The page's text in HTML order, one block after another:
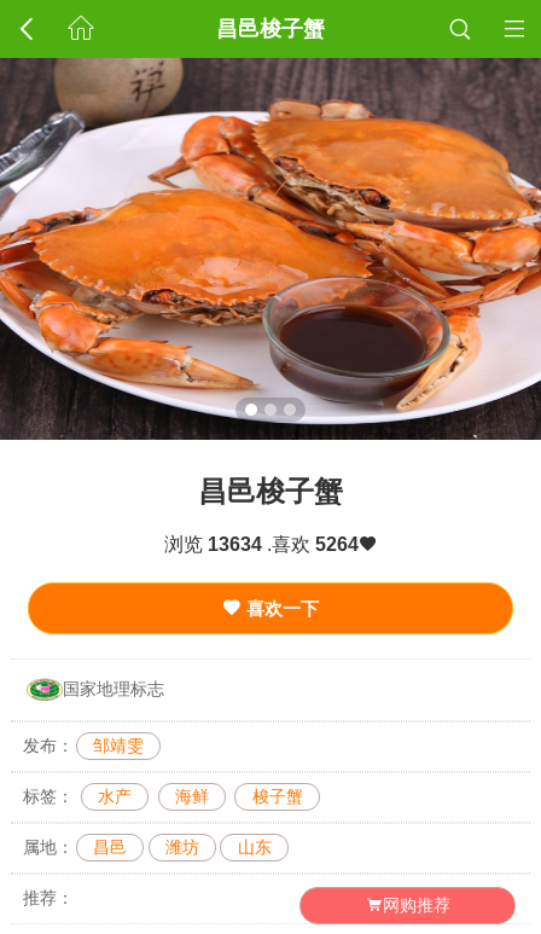
昌邑梭子蟹
昌邑梭子蟹
浏览 13634.喜欢 5264
喜欢一下
国家地理标志
发布： 邹靖雯
标签： 水产 海鲜 梭子蟹
属地： 昌邑 潍坊 山东
推荐： 网购推荐